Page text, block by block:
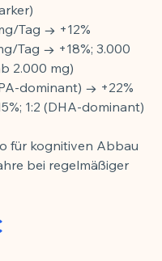
Tag → +12%
Tag → +18%; 3.000
2.000 mg)
dominant) → +22%
1:2 (DHA-dominant)
für kognitiven Abbau
bei regelmäßiger